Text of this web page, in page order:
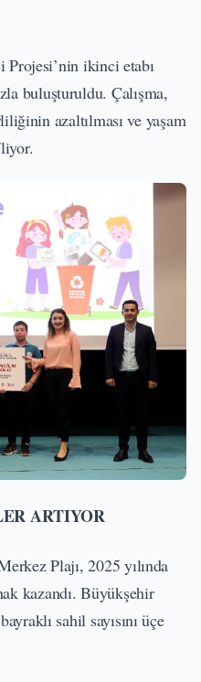
ikinci etabı
buluşturuldu. Çalışma,
azaltılması ve yaşam
ARTIYOR
Plajı, 2025 yılında
kazandı. Büyükşehir
sahil sayısını üçe